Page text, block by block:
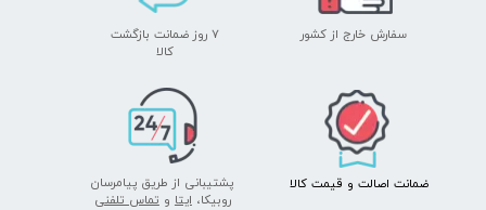
پشتیبانی از طریق پیامرسان
روبیکا، ایتا و تماس تلفنی
سفارش خارج از کشور
۷ روز ضمانت بازگشت
​​​​​​​کالا
ضمانت اصالت و قیمت​​​​​​​ کالا ​​​​​​​